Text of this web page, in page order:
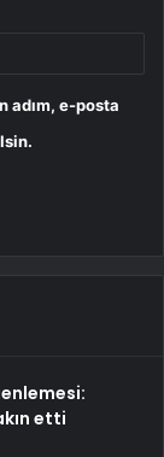
adım, e-posta
etti